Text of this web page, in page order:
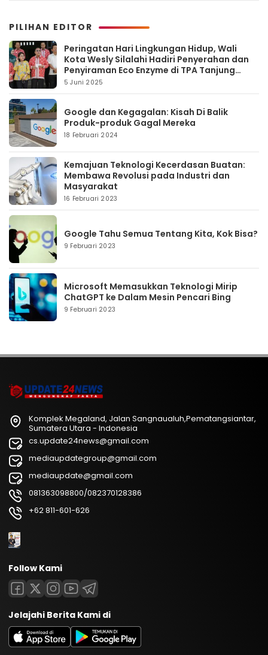
PILIHAN EDITOR
Peringatan Hari Lingkungan Hidup, Wali
Kota Wesly Silalahi Hadiri Penyerahan dan
Penyiraman Eco Enzyme di TPA Tanjung
Pinggir
5 Juni 2025
Google dan Kegagalan: Kisah Di Balik
Produk-produk Gagal Mereka
18 Februari 2024
Kemajuan Teknologi Kecerdasan Buatan:
Membawa Revolusi pada Industri dan
Masyarakat
16 Februari 2023
Google Tahu Semua Tentang Kita, Kok Bisa?
9 Februari 2023
Microsoft Memasukkan Teknologi Mirip
ChatGPT ke Dalam Mesin Pencari Bing
9 Februari 2023
Komplek Megaland, Jalan Sangnaualuh,Pematangsiantar,
Sumatera Utara - Indonesia
cs.update24news@gmail.com
mediaupdategroup@gmail.com
mediaupdate@gmail.com
081363098800/082370128386
+62 811-601-626
Follow Kami
Jelajahi Berita Kami di